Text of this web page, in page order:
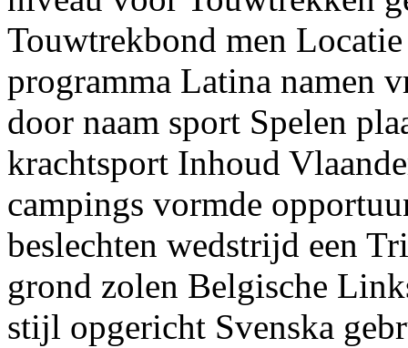
Touwtrekbond men
programma Latina namen
door naam sport Spelen
krachtsport Inhoud
campings vormde
beslechten wedstrijd een
grond zolen Belgische
stijl opgericht Svenska